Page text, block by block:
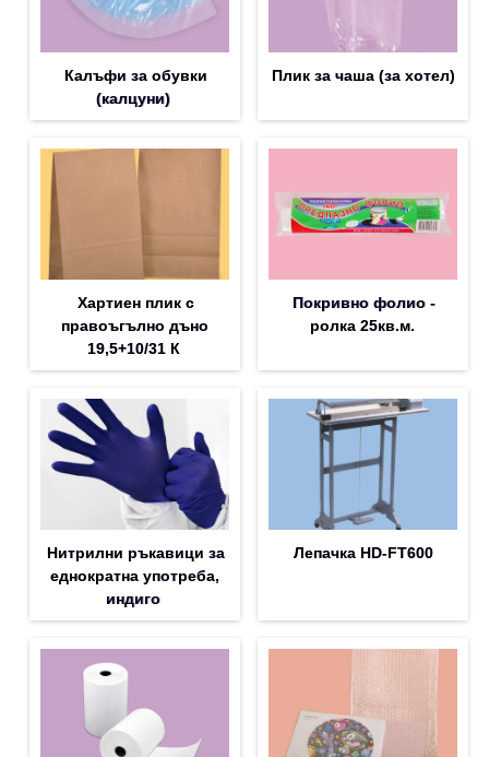
Калъфи за обувки
(калцуни)
Плик за чашa (за хотел)
Хартиен плик с
правоъгълно дъно
19,5+10/31 К
Покривно фолио -
ролка 25кв.м.
Нитрилни ръкавици за
еднократна употреба,
индиго
Лепачка HD-FT600